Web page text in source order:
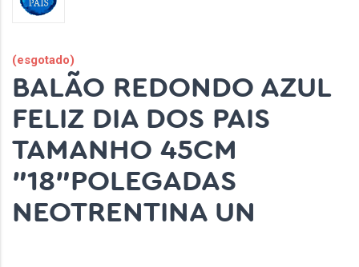
(esgotado)
BALÃO REDONDO AZUL
FELIZ DIA DOS PAIS
TAMANHO 45CM
"18"POLEGADAS
NEOTRENTINA UN